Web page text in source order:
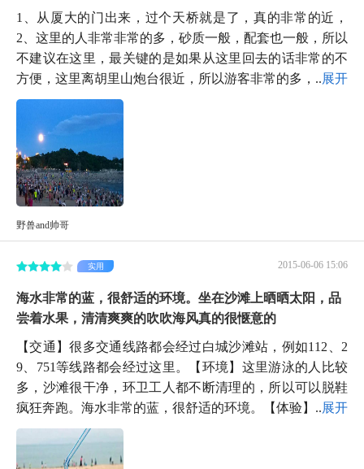
1、从厦大的门出来，过个天桥就是了，真的非常的近，
2、这里的人非常非常的多，砂质一般，配套也一般，所以
不建议在这里，最关键的是如果从这里回去的话非常的不
方便，这里离胡里山炮台很近，所以游客非常的多，...展开
野兽and帅哥
2015-06-06 15:06
实用
海水非常的蓝，很舒适的环境。坐在沙滩上晒晒太阳，品
尝着水果，清清爽爽的吹吹海风真的很惬意的
【交通】很多交通线路都会经过白城沙滩站，例如112、2
9、751等线路都会经过这里。【环境】这里游泳的人比较
多，沙滩很干净，环卫工人都不断清理的，所以可以脱鞋
疯狂奔跑。海水非常的蓝，很舒适的环境。【体验】...展开